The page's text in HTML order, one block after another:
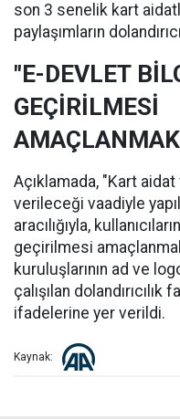
son 3 senelik kart
paylaşımların
"E-DEVLET
GEÇİRİLMESİ
Açıklamada, "Kart
verileceği vaadiyle
aracılığıyla,
geçirilmesi
kuruluşlarının ad ve
çalışılan
ifadelerine yer verildi.
Kaynak: